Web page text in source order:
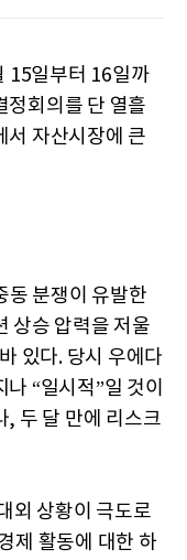
15일부터 16일까
정회의를 단 열흘
서 자산시장에 큰
동 분쟁이 유발한
상승 압력을 저울
있다. 당시 우에다
“일시적”일 것이
, 두 달 만에 리스크
외 상황이 극도로
제 활동에 대한 하